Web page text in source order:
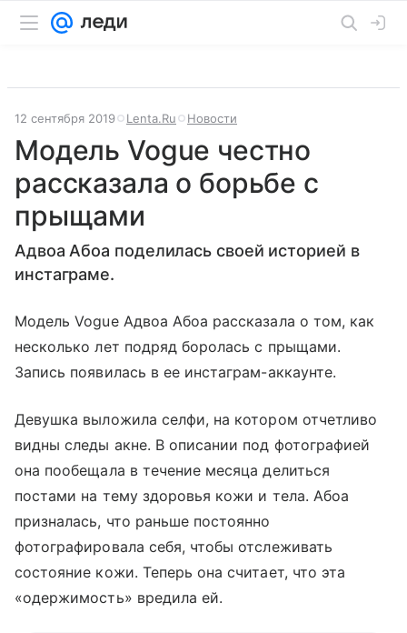
12 сентября 2019 Lenta.Ru Новости
Модель Vogue честно
рассказала о борьбе с
прыщами
Адвоа Абоа поделилась своей историей в
инстаграме.
Модель Vogue Адвоа Абоа рассказала о том, как
несколько лет подряд боролась с прыщами.
Запись появилась в ее инстаграм-аккаунте.
Девушка выложила селфи, на котором отчетливо
видны следы акне. В описании под фотографией
она пообещала в течение месяца делиться
постами на тему здоровья кожи и тела. Aбоа
призналась, что раньше постоянно
фотографировала себя, чтобы отслеживать
состояние кожи. Теперь она считает, что эта
«одержимость» вредила ей.